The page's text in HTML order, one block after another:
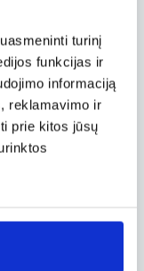
turinį
funkcijas ir
informaciją
reklamavimo ir
prie kitos jūsų
kopos.
smėlio
šioje
dykumoje,